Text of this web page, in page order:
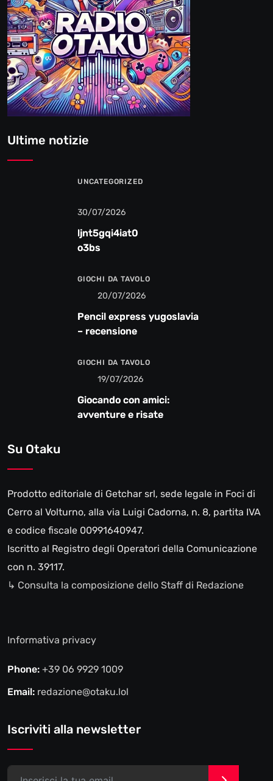
Ultime notizie
UNCATEGORIZED
30/07/2026
ljnt5gqi4iat0
o3bs
GIOCHI DA TAVOLO
20/07/2026
Pencil express yugoslavia
– recensione
GIOCHI DA TAVOLO
19/07/2026
Giocando con amici:
avventure e risate
Su Otaku
Prodotto editoriale di Getchar srl, sede legale in Foci di
Cerro al Volturno, alla via Luigi Cadorna, n. 8, partita IVA
e codice fiscale 00991640947.
Iscritto al Registro degli Operatori della Comunicazione
con n. 39117.
↳ Consulta la composizione dello Staff di Redazione
Informativa privacy
Phone: +39 06 9929 1009
Email: redazione@otaku.lol
Iscriviti alla newsletter